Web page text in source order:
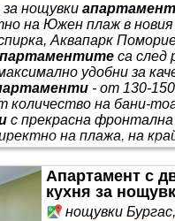
нощувки
на Южен плаж в
Аквапарк
са след
удобни за
- от 130-
количество на бани-
с прекрасна
на плажа, на
локация: ”на
Разполагат с
оборудвана
и прибори
Апартамент с
кухня за
нощувки